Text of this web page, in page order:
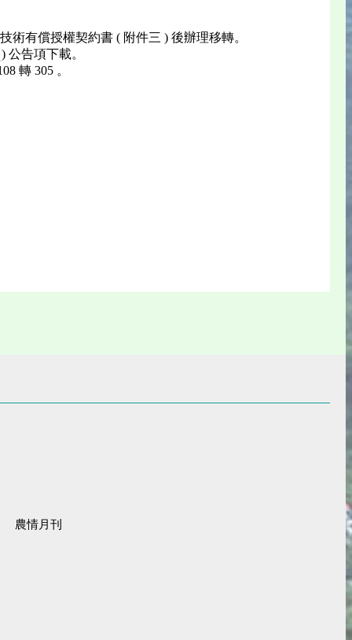
有償授權契約書 ( 附件三 ) 後辦理移轉。
) 公告項下載。
轉 305 。
農情月刊